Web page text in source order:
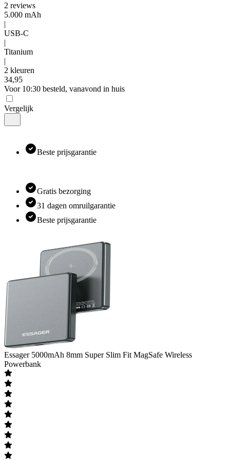
2 reviews
5.000 mAh
|
USB-C
|
Titanium
|
2 kleuren
34,95
Voor 10:30 besteld, vanavond in huis
Vergelijk
Beste prijsgarantie
Gratis bezorging
31 dagen omruilgarantie
Beste prijsgarantie
Essager 5000mAh 8mm Super Slim Fit MagSafe Wireless
Powerbank